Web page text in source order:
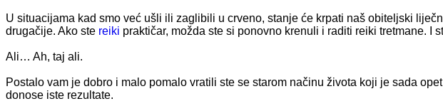
U situacijama kad smo već ušli ili zaglibili u crveno, stanje će krpati naš obiteljski
drugačije. Ako ste reiki praktičar, možda ste si ponovno krenuli i raditi reiki tretmane.
Ali… Ah, taj ali.
Postalo vam je dobro i malo pomalo vratili ste se starom načinu života koji je sada
donose iste rezultate.